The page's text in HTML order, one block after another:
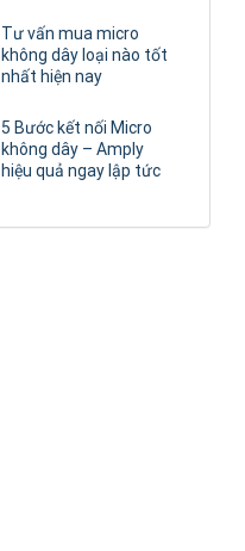
Tư vấn mua micro
không dây loại nào tốt
nhất hiện nay
5 Bước kết nối Micro
không dây – Amply
hiệu quả ngay lập tức